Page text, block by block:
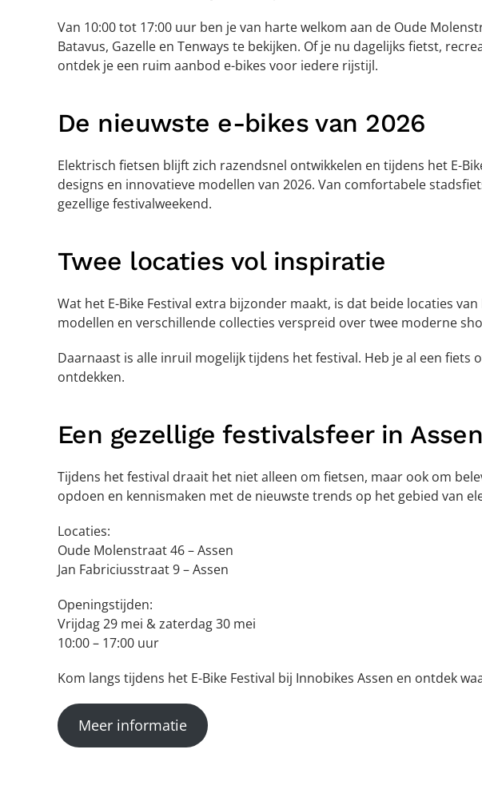
Van 10:00 tot 17:00 uur ben je van harte welkom aan de Oude
Batavus, Gazelle en Tenways te bekijken. Of je nu dagelijks fietst,
ontdek je een ruim aanbod e-bikes voor iedere rijstijl.
De nieuwste e-bikes van 2026
Elektrisch fietsen blijft zich razendsnel ontwikkelen en tijdens het E-
designs en innovatieve modellen van 2026. Van comfortabele
gezellige festivalweekend.
Twee locaties vol inspiratie
Wat het E-Bike Festival extra bijzonder maakt, is dat beide locaties
modellen en verschillende collecties verspreid over twee moderne
Daarnaast is alle inruil mogelijk tijdens het festival. Heb je al een
ontdekken.
Een gezellige festivalsfeer in Assen
Tijdens het festival draait het niet alleen om fietsen, maar ook om
opdoen en kennismaken met de nieuwste trends op het gebied van
Locaties:
Oude Molenstraat 46 – Assen
Jan Fabriciusstraat 9 – Assen
Openingstijden:
Vrijdag 29 mei & zaterdag 30 mei
10:00 – 17:00 uur
Kom langs tijdens het E-Bike Festival bij Innobikes Assen en ontdek
Meer informatie